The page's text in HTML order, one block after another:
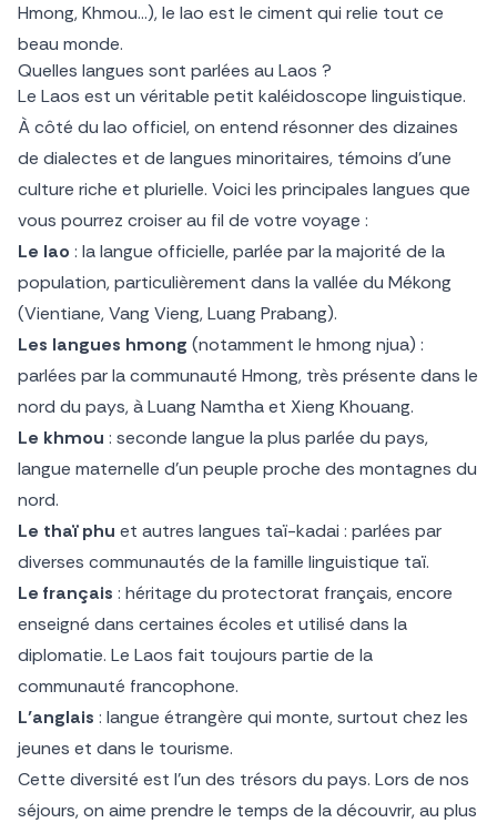
Hmong, Khmou…), le lao est le ciment qui relie tout ce
beau monde.
Quelles langues sont parlées au Laos ?
Le Laos est un véritable petit kaléidoscope linguistique.
À côté du lao officiel, on entend résonner des dizaines
de dialectes et de langues minoritaires, témoins d’une
culture riche et plurielle. Voici les principales langues que
vous pourrez croiser au fil de votre voyage :
Le lao : la langue officielle, parlée par la majorité de la
population, particulièrement dans la vallée du Mékong
(Vientiane, Vang Vieng, Luang Prabang).
Les langues hmong (notamment le hmong njua) :
parlées par la communauté Hmong, très présente dans le
nord du pays, à Luang Namtha et Xieng Khouang.
Le khmou : seconde langue la plus parlée du pays,
langue maternelle d’un peuple proche des montagnes du
nord.
Le thaï phu et autres langues taï-kadai : parlées par
diverses communautés de la famille linguistique taï.
Le français : héritage du protectorat français, encore
enseigné dans certaines écoles et utilisé dans la
diplomatie. Le Laos fait toujours partie de la
communauté francophone.
L’anglais : langue étrangère qui monte, surtout chez les
jeunes et dans le tourisme.
Cette diversité est l’un des trésors du pays. Lors de nos
séjours, on aime prendre le temps de la découvrir, au plus